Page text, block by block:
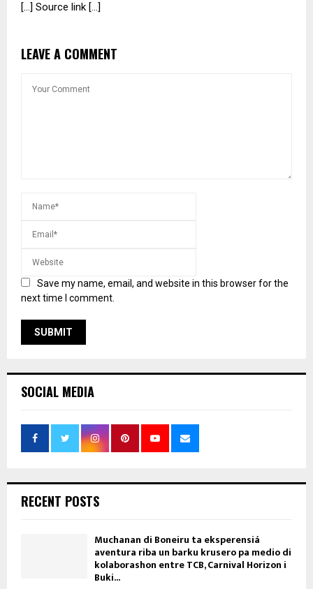
[…] Source link […]
LEAVE A COMMENT
Save my name, email, and website in this browser for the
next time I comment.
SOCIAL MEDIA
RECENT POSTS
Muchanan di Boneiru ta eksperensiá
aventura riba un barku krusero pa medio di
kolaborashon entre TCB, Carnival Horizon i
Buki...